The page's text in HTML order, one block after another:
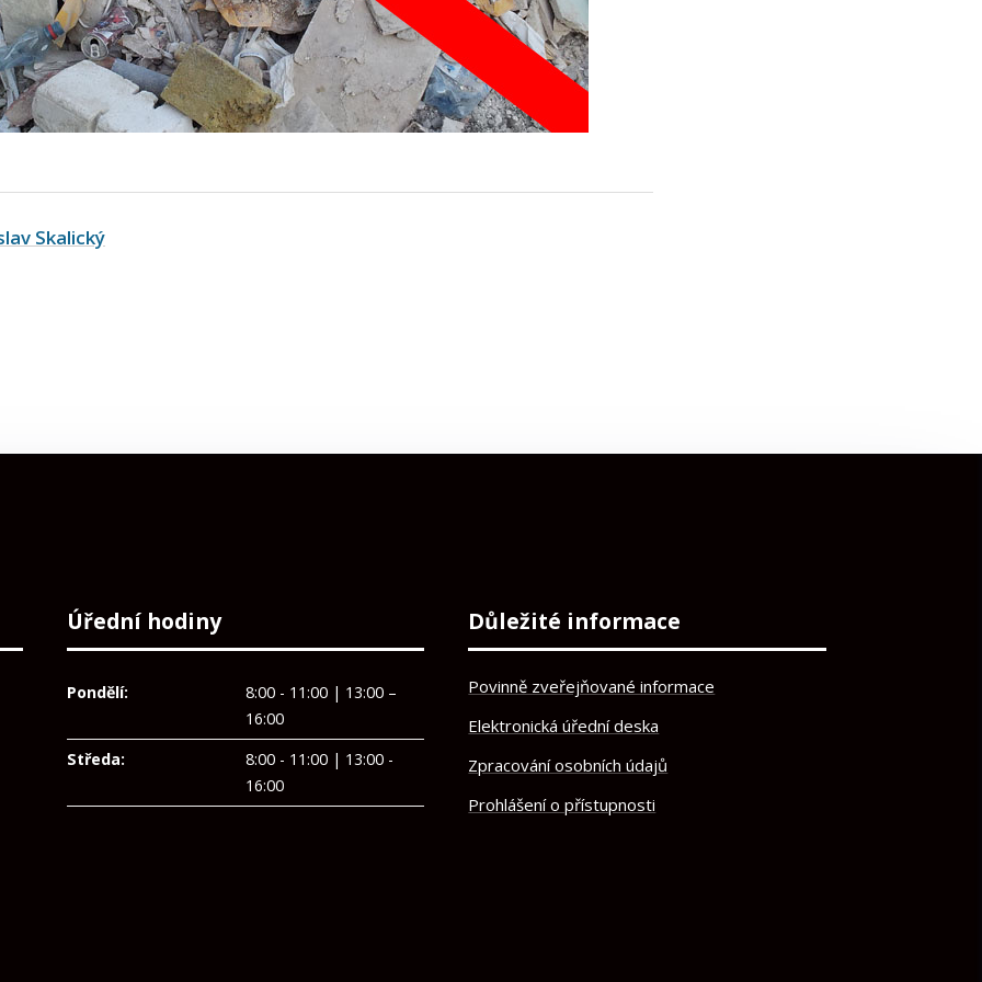
Skalický
Úřední hodiny
Pondělí:
8:00 - 11:00 | 13:00 –
16:00
Středa:
8:00 - 11:00 | 13:00 -
16:00
Důležité informace
Povinně zveřejňované informace
Elektronická úřední deska
Zpracování osobních údajů
Prohlášení o přístupnosti